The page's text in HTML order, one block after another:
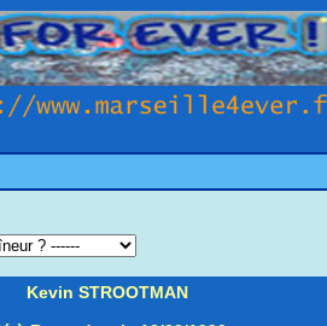
Kevin STROOTMAN